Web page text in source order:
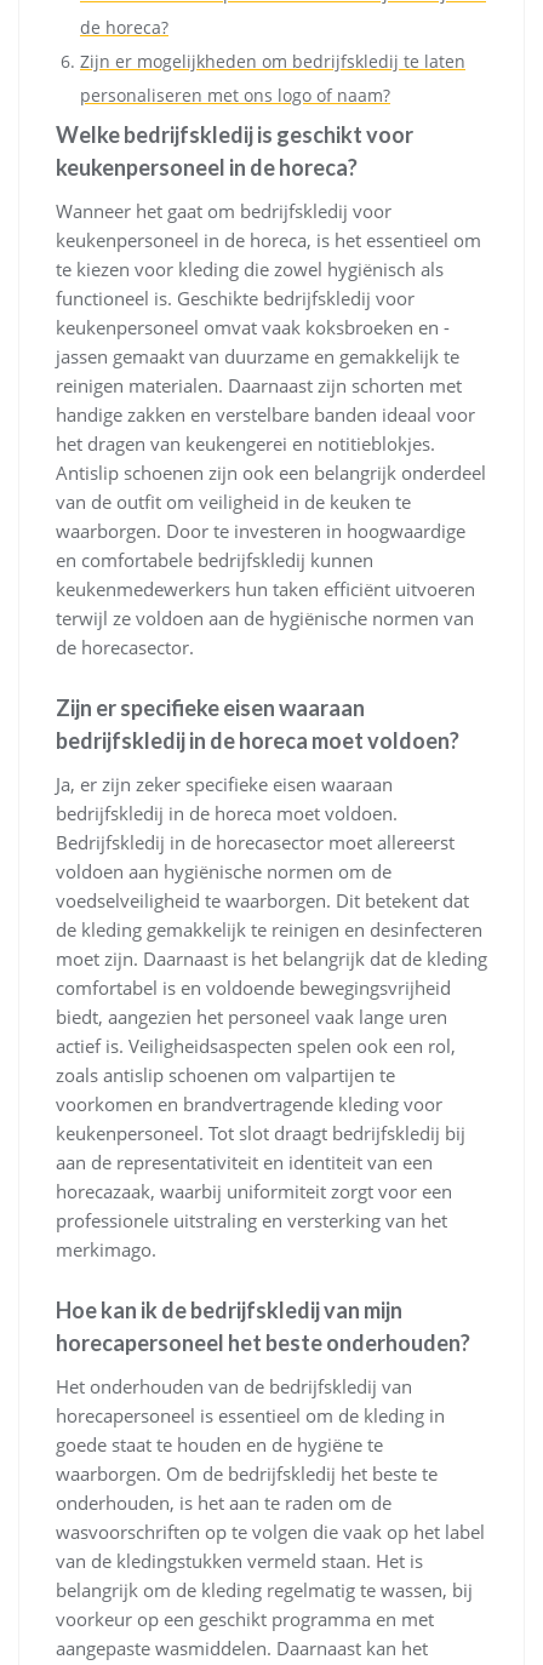
de horeca?
Zijn er mogelijkheden om bedrijfskledij te laten
personaliseren met ons logo of naam?
Welke bedrijfskledij is geschikt voor
keukenpersoneel in de horeca?
Wanneer het gaat om bedrijfskledij voor
keukenpersoneel in de horeca, is het essentieel om
te kiezen voor kleding die zowel hygiënisch als
functioneel is. Geschikte bedrijfskledij voor
keukenpersoneel omvat vaak koksbroeken en -
jassen gemaakt van duurzame en gemakkelijk te
reinigen materialen. Daarnaast zijn schorten met
handige zakken en verstelbare banden ideaal voor
het dragen van keukengerei en notitieblokjes.
Antislip schoenen zijn ook een belangrijk onderdeel
van de outfit om veiligheid in de keuken te
waarborgen. Door te investeren in hoogwaardige
en comfortabele bedrijfskledij kunnen
keukenmedewerkers hun taken efficiënt uitvoeren
terwijl ze voldoen aan de hygiënische normen van
de horecasector.
Zijn er specifieke eisen waaraan
bedrijfskledij in de horeca moet voldoen?
Ja, er zijn zeker specifieke eisen waaraan
bedrijfskledij in de horeca moet voldoen.
Bedrijfskledij in de horecasector moet allereerst
voldoen aan hygiënische normen om de
voedselveiligheid te waarborgen. Dit betekent dat
de kleding gemakkelijk te reinigen en desinfecteren
moet zijn. Daarnaast is het belangrijk dat de kleding
comfortabel is en voldoende bewegingsvrijheid
biedt, aangezien het personeel vaak lange uren
actief is. Veiligheidsaspecten spelen ook een rol,
zoals antislip schoenen om valpartijen te
voorkomen en brandvertragende kleding voor
keukenpersoneel. Tot slot draagt bedrijfskledij bij
aan de representativiteit en identiteit van een
horecazaak, waarbij uniformiteit zorgt voor een
professionele uitstraling en versterking van het
merkimago.
Hoe kan ik de bedrijfskledij van mijn
horecapersoneel het beste onderhouden?
Het onderhouden van de bedrijfskledij van
horecapersoneel is essentieel om de kleding in
goede staat te houden en de hygiëne te
waarborgen. Om de bedrijfskledij het beste te
onderhouden, is het aan te raden om de
wasvoorschriften op te volgen die vaak op het label
van de kledingstukken vermeld staan. Het is
belangrijk om de kleding regelmatig te wassen, bij
voorkeur op een geschikt programma en met
aangepaste wasmiddelen. Daarnaast kan het